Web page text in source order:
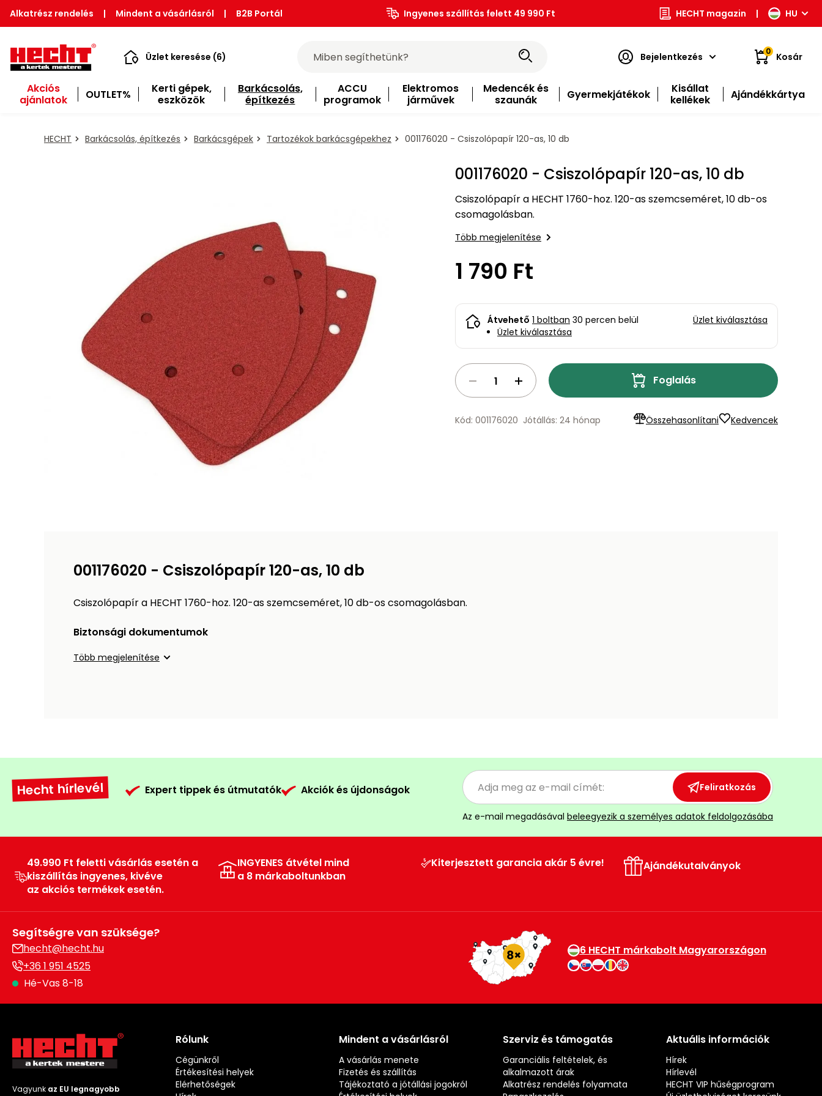
Alkatrész rendelés | Mindent a vásárlásról | B2B Portál Ingyenes szállítás felett 49 990 Ft HECHT magazin | HU
Üzlet keresése (6) Bejelentkezés 0 Kosár
Akciós
ajánlatok
OUTLET%
Kerti gépek,
eszközök
Barkácsolás,
építkezés
ACCU
programok
Elektromos
járművek
Medencék és
szaunák
Gyermekjátékok
Kisállat
kellékek
Ajándékkártya
HECHT Barkácsolás, építkezés Barkácsgépek Tartozékok barkácsgépekhez 001176020 - Csiszolópapír 120-as, 10 db
001176020 - Csiszolópapír 120-as, 10 db
Csiszolópapír a HECHT 1760-hoz. 120-as szemcseméret, 10 db-os
csomagolásban.
Több megjelenítése
1 790 Ft
Átvehető 1 boltban 30 percen belül
Üzlet kiválasztása
Üzlet kiválasztása
Foglalás
Összehasonlítani Kedvencek
Kód: 001176020 Jótállás: 24 hónap
001176020 - Csiszolópapír 120-as, 10 db
Csiszolópapír a HECHT 1760-hoz. 120-as szemcseméret, 10 db-os csomagolásban.
Biztonsági dokumentumok
Több megjelenítése
Hecht hírlevél Expert tippek és útmutatók Akciók és újdonságok Feliratkozás
Az e-mail megadásával beleegyezik a személyes adatok feldolgozásába
49.990 Ft feletti vásárlás esetén a
kiszállítás ingyenes, kivéve
az akciós termékek esetén.
INGYENES átvétel mind
a 8 márkaboltunkban
Kiterjesztett garancia akár 5 évre! Ajándékutalványok
Segítségre van szüksége?
hecht@hecht.hu
+36 1 951 4525
Hé-Vas 8-18
6 HECHT márkabolt Magyarországon
Vagyunk az EU legnagyobb
Rólunk
Cégünkről
Értékesítési helyek
Elérhetőségek
Mindent a vásárlásról
A vásárlás menete
Fizetés és szállítás
Tájékoztató a jótállási jogokról
Szerviz és támogatás
Garanciális feltételek, és
alkalmazott árak
Alkatrész rendelés folyamata
Aktuális információk
Hírek
Hírlevél
HECHT VIP hűségprogram